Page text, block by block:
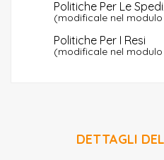
Politiche Per Le
(modificale nel
Politiche Per I Resi
(modificale nel
DETTAGLI